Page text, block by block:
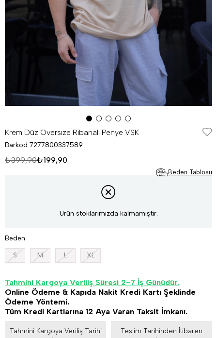
Krem Düz Oversize Ribanalı Penye VSK
Barkod 7277800337589
₺399,90₺199,90
Beden Tablosu
Ürün stoklarımızda kalmamıştır.
Beden
S M L XL
Tahmini Kargoya Veriliş Süresi 2-7 İş Günüdür.
Online Ödeme & Kapıda Nakit Kredi Kartı Şeklinde
Ödeme Yöntemi.
Tüm Kredi Kartlarına 12 Aya Varan Taksit İmkanı.
Tahmini Kargoya Veriliş Tarihi
Teslim Tarihinden İtibaren